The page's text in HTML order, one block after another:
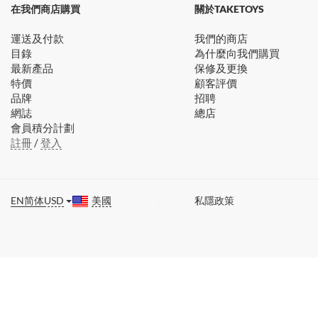
在我們商店購買
運送及付款
目錄
最新產品
特價
品牌
網誌
會員積分計劃
註冊/登入
關於TAKETOYS
我們的商店
為什麼向我們購買
保修及更換
顧客評價
招聘
總店
EN简体USD 美國 私隱政策